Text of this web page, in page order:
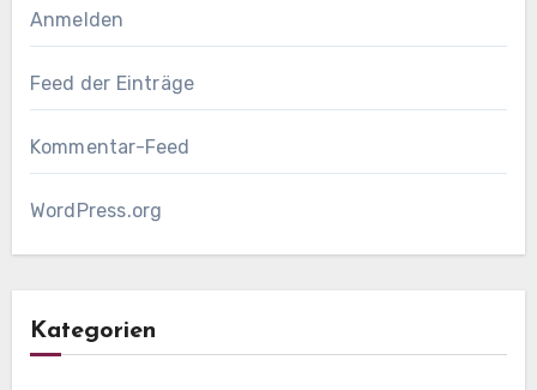
Anmelden
Feed der Einträge
Kommentar-Feed
WordPress.org
Kategorien